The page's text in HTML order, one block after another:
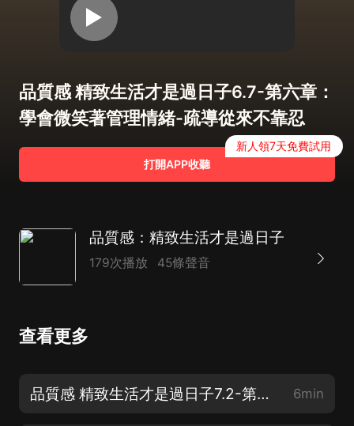
品質感 精致生活才是過日子6.7-第六章：
學會微笑著管理情緒-疏導從來不靠忍
打開APP收聽
新人領7天免費試用
品質感：精致生活才是過日子
179次播放 45條聲音
查看更多
品質感 精致生活才是過日子7.2-第七章：學會微笑著管理情緒-取悅自己 6min